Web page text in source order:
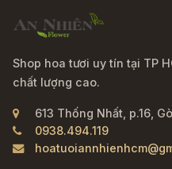
Shop hoa tươi uy tín tại TP
chất lượng cao.
613 Thống Nhất, p.16,
0938.494.119